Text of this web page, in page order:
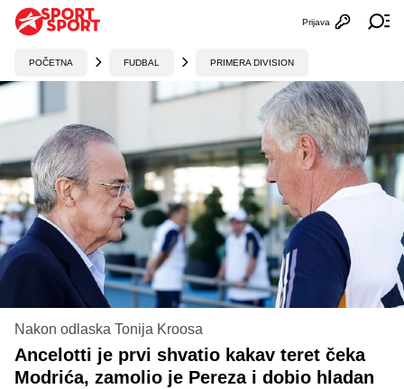
Otvori
Prijava
POČETNA FUDBAL PRIMERA DIVISION
Nakon odlaska Tonija Kroosa
Ancelotti je prvi shvatio kakav teret čeka
Modrića, zamolio je Pereza i dobio hladan